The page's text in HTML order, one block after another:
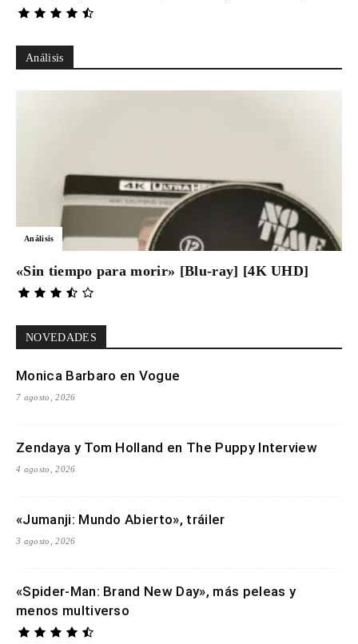
Análisis
Análisis
«Sin tiempo para morir» [Blu-ray] [4K UHD]
NOVEDADES
Monica Barbaro en Vogue
7 agosto, 2026
Zendaya y Tom Holland en The Puppy Interview
4 agosto, 2026
«Jumanji: Mundo Abierto», tráiler
3 agosto, 2026
«Spider-Man: Brand New Day», más peleas y
menos multiverso